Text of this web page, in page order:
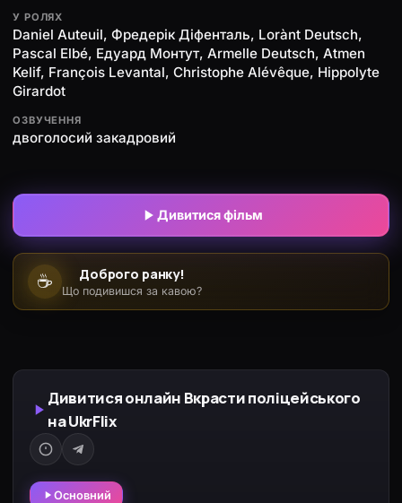
У РОЛЯХ
Daniel Auteuil, Фредерік Діфенталь, Lorànt Deutsch,
Pascal Elbé, Едуард Монтут, Armelle Deutsch, Atmen
Kelif, François Levantal, Christophe Alévêque, Hippolyte
Girardot
ОЗВУЧЕННЯ
двоголосий закадровий
Дивитися фільм
☕ Доброго ранку!
Що подивишся за кавою?
Дивитися онлайн Вкрасти поліцейського
на UkrFlix
Основний